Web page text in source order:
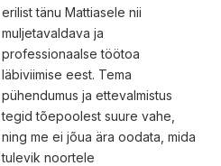
erilist tänu Mattiasele nii
muljetavaldava ja
professionaalse töötoa
läbiviimise eest. Tema
pühendumus ja ettevalmistus
tegid tõepoolest suure vahe,
ning me ei jõua ära oodata, mida
tulevik noortele